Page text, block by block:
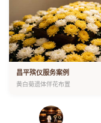
昌平殡仪服务案例
黄白菊遗体伴花布置